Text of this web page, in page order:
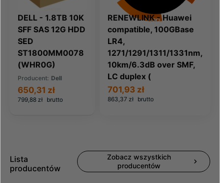
DELL - 1.8TB 10K
SFF SAS 12G HDD
SED
ST1800MM0078
(WHR0G)
Producent: Dell
799,88 zł brutto
650,31 zł
RENEWLINK - Huawei
compatible, 100GBase
LR4,
1271/1291/1311/1331nm,
10km/6.3dB over SMF,
LC duplex (
863,37 zł brutto
701,93 zł
Lista
producentów
Zobacz wszystkich
producentów